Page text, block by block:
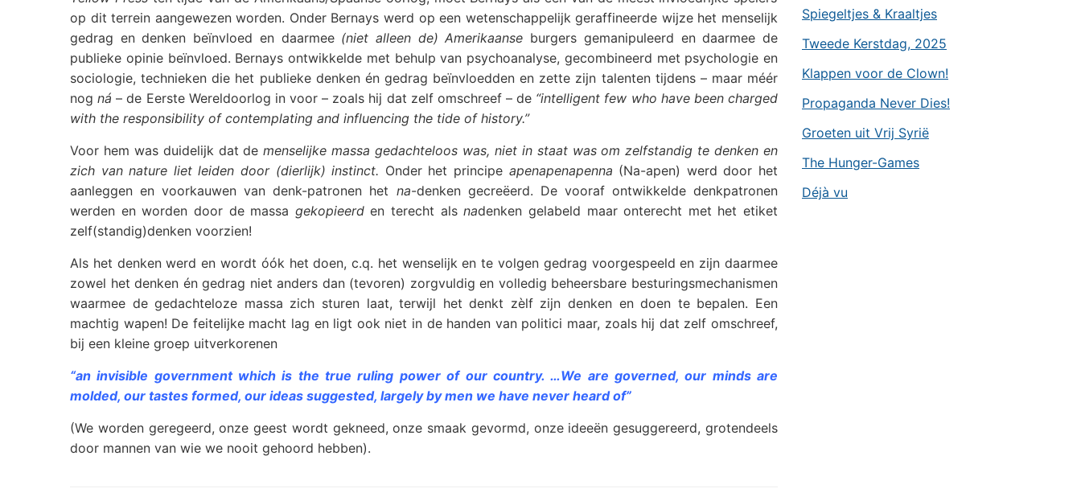
op dit terrein aangewezen worden. Onder Bernays werd op een wetenschappelijk geraffineerde wijze het menselijk
gedrag en denken beïnvloed en daarmee (niet alleen de) Amerikaanse burgers gemanipuleerd en daarmee de
publieke opinie beïnvloed. Bernays ontwikkelde met behulp van psychoanalyse, gecombineerd met psychologie en
sociologie, technieken die het publieke denken én gedrag beïnvloedden en zette zijn talenten tijdens – maar méér
nogná– de Eerste Wereldoorlog in voor – zoals hij dat zelf omschreef – de “intelligent few who have been charged
with the responsibility of contemplating and influencing the tide of history.”
Voor hem was duidelijk dat demenselijke massa gedachteloos was, niet in staat was om zelfstandig te denken en
zich van nature liet leiden door (dierlijk) instinct. Onder het principe apenapenapenna (Na-apen) werd door het
aanleggen en voorkauwen van denk-patronen het na-denken gecreëerd. De vooraf ontwikkelde denkpatronen
werden en worden door de massa gekopieerden terecht alsnadenken gelabeld maar onterecht met het etiket
zelf(standig)denken voorzien!
Als het denken werd en wordt óók het doen, c.q. het wenselijk en te volgen gedrag voorgespeeld en zijn daarmee
zowel het denken én gedrag niet anders dan (tevoren) zorgvuldig en volledig beheersbare besturingsmechanismen
waarmee de gedachteloze massa zich sturen laat, terwijl het denkt zèlf zijn denken en doen te bepalen. Een
machtig wapen! De feitelijke macht lag en ligt ook niet in de handen van politici maar, zoals hij dat zelf omschreef,
bij een kleine groep uitverkorenen
“an invisible government which is the true ruling power of our country. …We are governed, our minds are
molded, our tastes formed, our ideas suggested, largely by men we have never heard of”
(We worden geregeerd, onze geest wordt gekneed, onze smaak gevormd, onze ideeën gesuggereerd, grotendeels
door mannen van wie we nooit gehoord hebben).
Spiegeltjes & Kraaltjes
Tweede Kerstdag, 2025
Klappen voor de Clown!
Propaganda Never Dies!
Groeten uit Vrij Syrië
The Hunger-Games
Déjà vu